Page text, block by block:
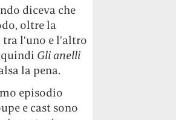
diceva che
oltre la
l’uno e l’altro
quindi Gli anelli
la pena.
episodio
e cast sono